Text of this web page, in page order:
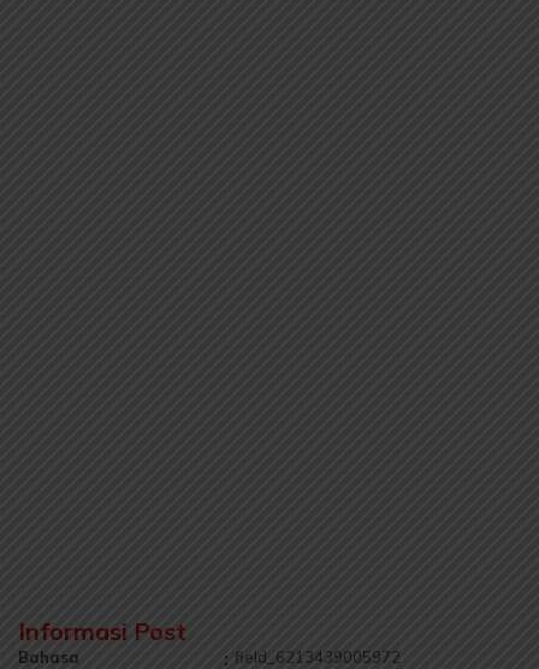
Informasi Post
Bahasa : field_6213439005972